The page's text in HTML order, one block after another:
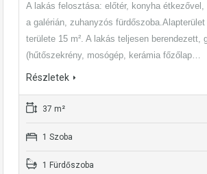
A lakás felosztása: előtér, konyha étkezővel,
a galérián, zuhanyzós fürdőszoba.Alapterület
területe 15 m². A lakás teljesen berendezett,
(hűtőszekrény, mosógép, kerámia főzőlap…
Részletek
37 m²
1 Szoba
1 Fürdőszoba